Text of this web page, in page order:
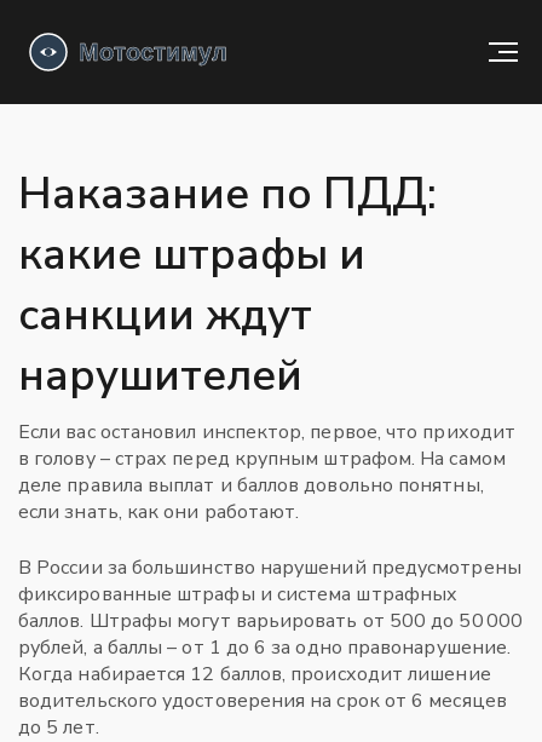
Наказание по ПДД:
какие штрафы и
санкции ждут
нарушителей
Если вас остановил инспектор, первое, что приходит
в голову – страх перед крупным штрафом. На самом
деле правила выплат и баллов довольно понятны,
если знать, как они работают.
В России за большинство нарушений предусмотрены
фиксированные штрафы и система штрафных
баллов. Штрафы могут варьировать от 500 до 50 000
рублей, а баллы – от 1 до 6 за одно правонарушение.
Когда набирается 12 баллов, происходит лишение
водительского удостоверения на срок от 6 месяцев
до 5 лет.